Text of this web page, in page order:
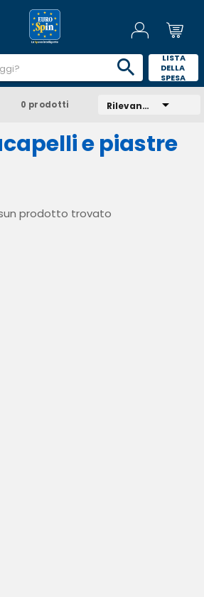
LISTA
DELLA
SPESA
0 prodotti Rilevanza
e piastre
prodotto trovato